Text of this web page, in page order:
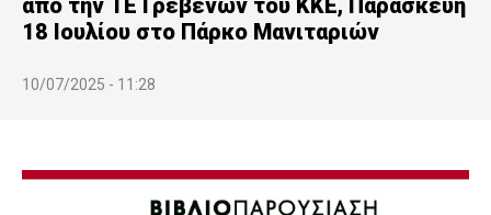
18 Ιουλίου στο Πάρκο Μανιταριών
10/07/2025 - 11:28